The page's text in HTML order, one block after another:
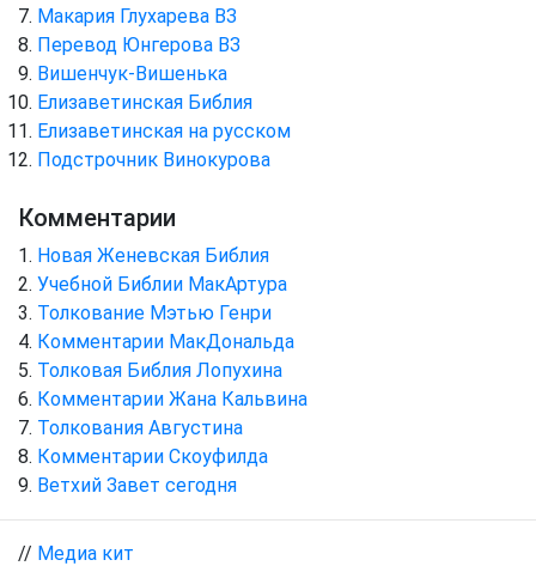
Макария Глухарева ВЗ
Перевод Юнгерова ВЗ
Вишенчук-Вишенька
Елизаветинская Библия
Елизаветинская на русском
Подстрочник Винокурова
Комментарии
Новая Женевская Библия
Учебной Библии МакАртура
Толкование Мэтью Генри
Комментарии МакДональда
Толковая Библия Лопухина
Комментарии Жана Кальвина
Толкования Августина
Комментарии Скоуфилда
Ветхий Завет сегодня
// Медиа кит